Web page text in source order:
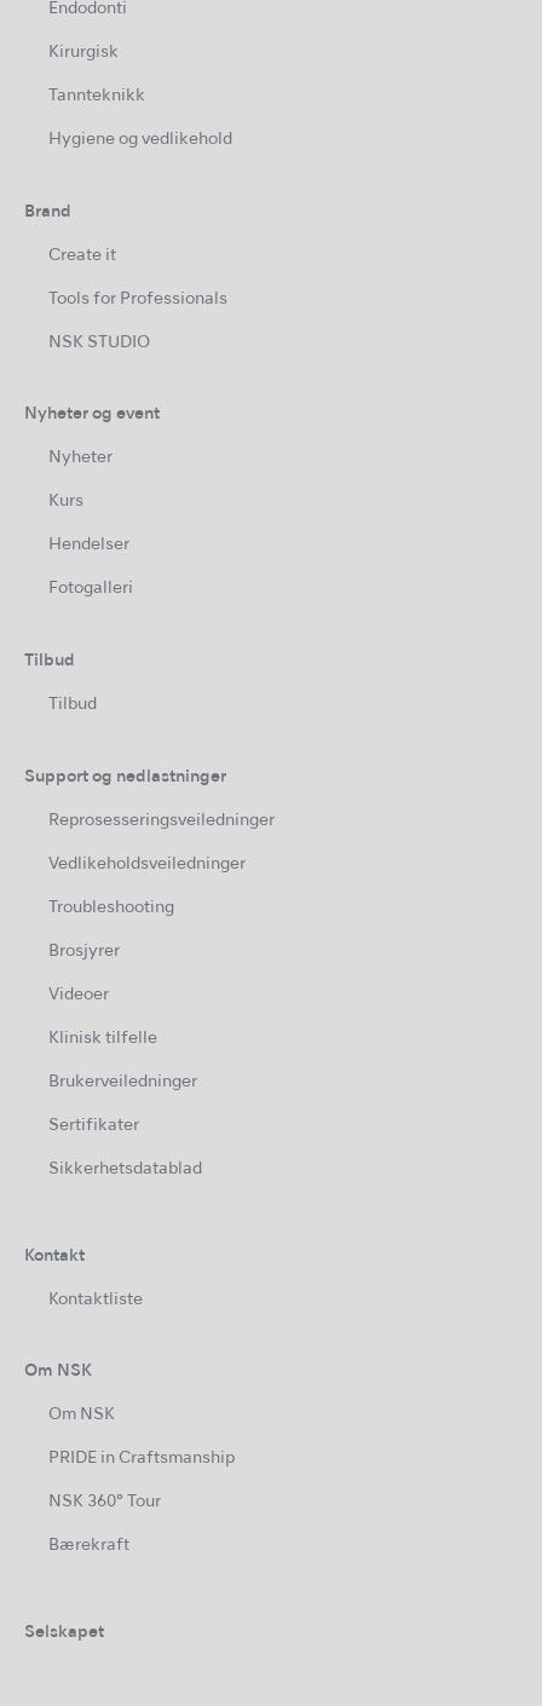
Endodonti
Kirurgisk
Tannteknikk
Hygiene og vedlikehold
Brand
Create it
Tools for Professionals
NSK STUDIO
Nyheter og event
Nyheter
Kurs
Hendelser
Fotogalleri
Tilbud
Tilbud
Support og nedlastninger
Reprosesseringsveiledninger
Vedlikeholdsveiledninger
Troubleshooting
Brosjyrer
Videoer
Klinisk tilfelle
Brukerveiledninger
Sertifikater
Sikkerhetsdatablad
Kontakt
Kontaktliste
Om NSK
Om NSK
PRIDE in Craftsmanship
NSK 360° Tour
Bærekraft
Selskapet